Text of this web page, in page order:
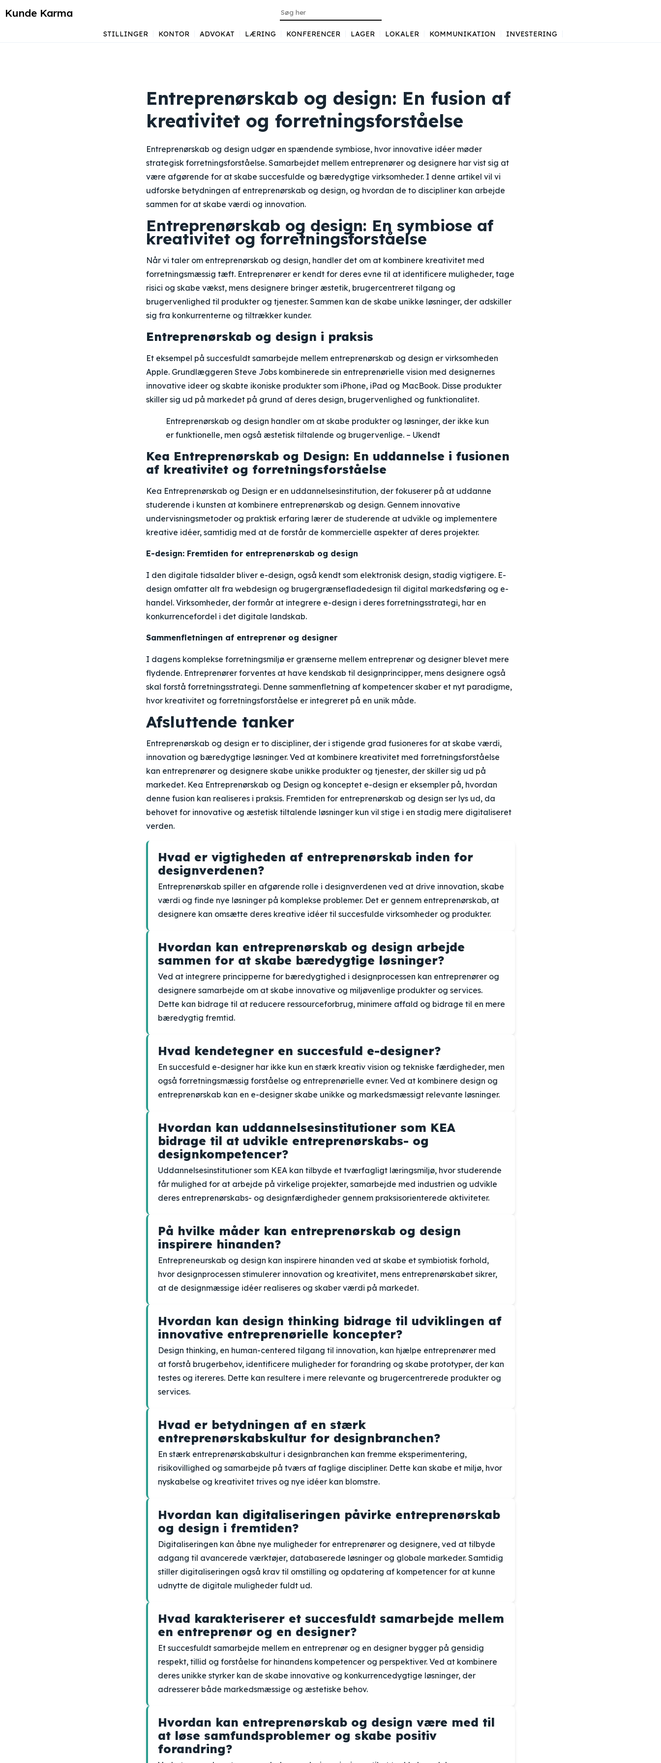
Kunde Karma
STILLINGER KONTOR ADVOKAT LÆRING KONFERENCER LAGER LOKALER KOMMUNIKATION INVESTERING
Entreprenørskab og design: En fusion af
kreativitet og forretningsforståelse
Entreprenørskab og design udgør en spændende symbiose, hvor innovative idéer møder
strategisk forretningsforståelse. Samarbejdet mellem entreprenører og designere har vist sig at
være afgørende for at skabe succesfulde og bæredygtige virksomheder. I denne artikel vil vi
udforske betydningen af entreprenørskab og design, og hvordan de to discipliner kan arbejde
sammen for at skabe værdi og innovation.
Entreprenørskab og design: En symbiose af
kreativitet og forretningsforståelse
Når vi taler om entreprenørskab og design, handler det om at kombinere kreativitet med
forretningsmæssig tæft. Entreprenører er kendt for deres evne til at identificere muligheder, tage
risici og skabe vækst, mens designere bringer æstetik, brugercentreret tilgang og
brugervenlighed til produkter og tjenester. Sammen kan de skabe unikke løsninger, der adskiller
sig fra konkurrenterne og tiltrækker kunder.
Entreprenørskab og design i praksis
Et eksempel på succesfuldt samarbejde mellem entreprenørskab og design er virksomheden
Apple. Grundlæggeren Steve Jobs kombinerede sin entreprenørielle vision med designernes
innovative ideer og skabte ikoniske produkter som iPhone, iPad og MacBook. Disse produkter
skiller sig ud på markedet på grund af deres design, brugervenlighed og funktionalitet.
Entreprenørskab og design handler om at skabe produkter og løsninger, der ikke kun
er funktionelle, men også æstetisk tiltalende og brugervenlige. – Ukendt
Kea Entreprenørskab og Design: En uddannelse i fusionen
af kreativitet og forretningsforståelse
Kea Entreprenørskab og Design er en uddannelsesinstitution, der fokuserer på at uddanne
studerende i kunsten at kombinere entreprenørskab og design. Gennem innovative
undervisningsmetoder og praktisk erfaring lærer de studerende at udvikle og implementere
kreative idéer, samtidig med at de forstår de kommercielle aspekter af deres projekter.
E-design: Fremtiden for entreprenørskab og design
I den digitale tidsalder bliver e-design, også kendt som elektronisk design, stadig vigtigere. E-
design omfatter alt fra webdesign og brugergrænsefladedesign til digital markedsføring og e-
handel. Virksomheder, der formår at integrere e-design i deres forretningsstrategi, har en
konkurrencefordel i det digitale landskab.
Sammenfletningen af entreprenør og designer
I dagens komplekse forretningsmiljø er grænserne mellem entreprenør og designer blevet mere
flydende. Entreprenører forventes at have kendskab til designprincipper, mens designere også
skal forstå forretningsstrategi. Denne sammenfletning af kompetencer skaber et nyt paradigme,
hvor kreativitet og forretningsforståelse er integreret på en unik måde.
Afsluttende tanker
Entreprenørskab og design er to discipliner, der i stigende grad fusioneres for at skabe værdi,
innovation og bæredygtige løsninger. Ved at kombinere kreativitet med forretningsforståelse
kan entreprenører og designere skabe unikke produkter og tjenester, der skiller sig ud på
markedet. Kea Entreprenørskab og Design og konceptet e-design er eksempler på, hvordan
denne fusion kan realiseres i praksis. Fremtiden for entreprenørskab og design ser lys ud, da
behovet for innovative og æstetisk tiltalende løsninger kun vil stige i en stadig mere digitaliseret
verden.
Hvad er vigtigheden af entreprenørskab inden for
designverdenen?
Entreprenørskab spiller en afgørende rolle i designverdenen ved at drive innovation, skabe
værdi og finde nye løsninger på komplekse problemer. Det er gennem entreprenørskab, at
designere kan omsætte deres kreative idéer til succesfulde virksomheder og produkter.
Hvordan kan entreprenørskab og design arbejde
sammen for at skabe bæredygtige løsninger?
Ved at integrere principperne for bæredygtighed i designprocessen kan entreprenører og
designere samarbejde om at skabe innovative og miljøvenlige produkter og services.
Dette kan bidrage til at reducere ressourceforbrug, minimere affald og bidrage til en mere
bæredygtig fremtid.
Hvad kendetegner en succesfuld e-designer?
En succesfuld e-designer har ikke kun en stærk kreativ vision og tekniske færdigheder, men
også forretningsmæssig forståelse og entreprenørielle evner. Ved at kombinere design og
entreprenørskab kan en e-designer skabe unikke og markedsmæssigt relevante løsninger.
Hvordan kan uddannelsesinstitutioner som KEA
bidrage til at udvikle entreprenørskabs- og
designkompetencer?
Uddannelsesinstitutioner som KEA kan tilbyde et tværfagligt læringsmiljø, hvor studerende
får mulighed for at arbejde på virkelige projekter, samarbejde med industrien og udvikle
deres entreprenørskabs- og designfærdigheder gennem praksisorienterede aktiviteter.
På hvilke måder kan entreprenørskab og design
inspirere hinanden?
Entrepreneurskab og design kan inspirere hinanden ved at skabe et symbiotisk forhold,
hvor designprocessen stimulerer innovation og kreativitet, mens entreprenørskabet sikrer,
at de designmæssige idéer realiseres og skaber værdi på markedet.
Hvordan kan design thinking bidrage til udviklingen af
innovative entreprenørielle koncepter?
Design thinking, en human-centered tilgang til innovation, kan hjælpe entreprenører med
at forstå brugerbehov, identificere muligheder for forandring og skabe prototyper, der kan
testes og itereres. Dette kan resultere i mere relevante og brugercentrerede produkter og
services.
Hvad er betydningen af en stærk
entreprenørskabskultur for designbranchen?
En stærk entreprenørskabskultur i designbranchen kan fremme eksperimentering,
risikovillighed og samarbejde på tværs af faglige discipliner. Dette kan skabe et miljø, hvor
nyskabelse og kreativitet trives og nye idéer kan blomstre.
Hvordan kan digitaliseringen påvirke entreprenørskab
og design i fremtiden?
Digitaliseringen kan åbne nye muligheder for entreprenører og designere, ved at tilbyde
adgang til avancerede værktøjer, databaserede løsninger og globale markeder. Samtidig
stiller digitaliseringen også krav til omstilling og opdatering af kompetencer for at kunne
udnytte de digitale muligheder fuldt ud.
Hvad karakteriserer et succesfuldt samarbejde mellem
en entreprenør og en designer?
Et succesfuldt samarbejde mellem en entreprenør og en designer bygger på gensidig
respekt, tillid og forståelse for hinandens kompetencer og perspektiver. Ved at kombinere
deres unikke styrker kan de skabe innovative og konkurrencedygtige løsninger, der
adresserer både markedsmæssige og æstetiske behov.
Hvordan kan entreprenørskab og design være med til
at løse samfundsproblemer og skabe positiv
forandring?